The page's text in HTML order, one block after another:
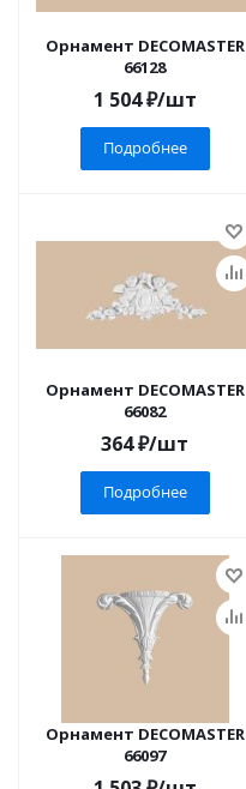
Орнамент DECOMASTER
66128
1 504₽/шт
Подробнее
Орнамент DECOMASTER
66082
364₽/шт
Подробнее
Орнамент DECOMASTER
66097